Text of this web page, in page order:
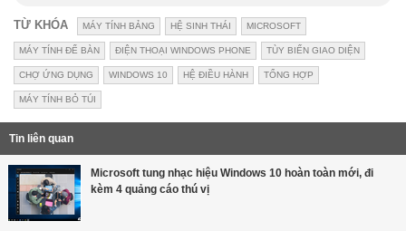
TỪ KHÓA MÁY TÍNH BẢNG HỆ SINH THÁI MICROSOFT
MÁY TÍNH ĐỂ BÀN ĐIỆN THOẠI WINDOWS PHONE TÙY BIẾN GIAO DIỆN
CHỢ ỨNG DỤNG WINDOWS 10 HỆ ĐIỀU HÀNH TỔNG HỢP
MÁY TÍNH BỎ TÚI
Tin liên quan
Microsoft tung nhạc hiệu Windows 10 hoàn toàn mới, đi
kèm 4 quảng cáo thú vị